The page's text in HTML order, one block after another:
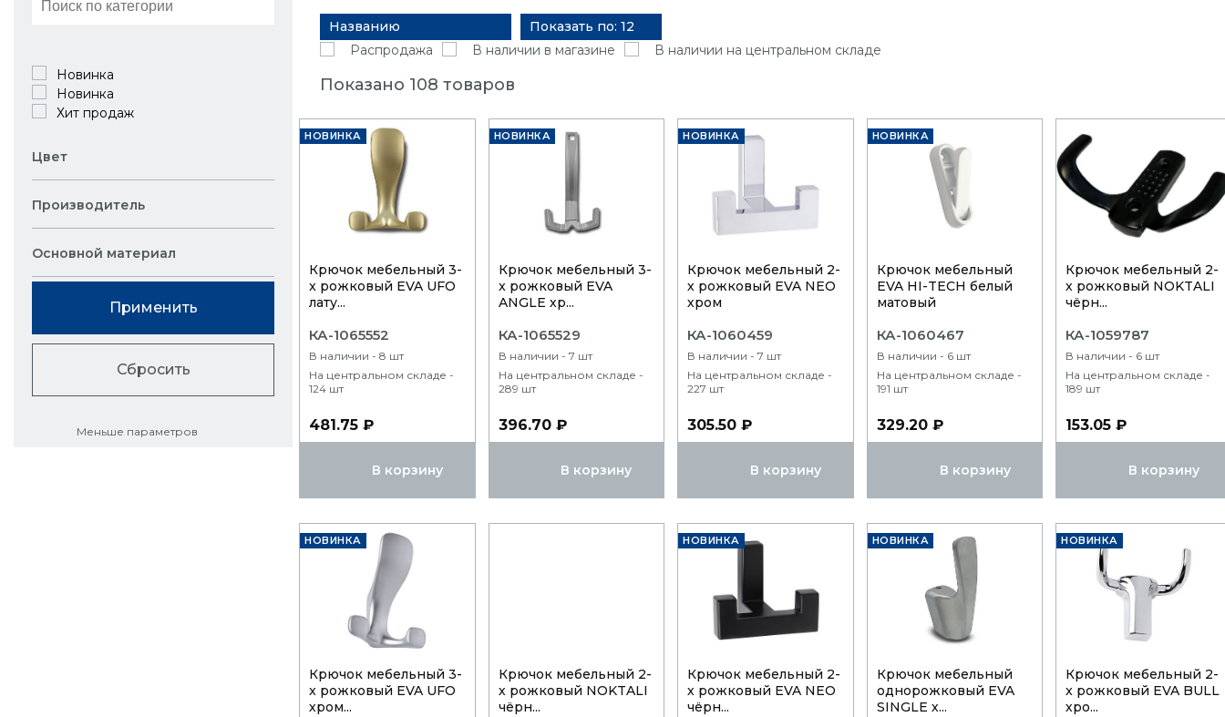
Новинка
Новинка
Хит продаж
Цвет
Производитель
Основной материал
Применить
Сбросить
Меньше параметров
Названию
Показать по: 12
Распродажа
В наличии в магазине В наличии на центральном складе
Показано 108 товаров
НОВИНКА
Крючок мебельный 3-
x рожковый EVA UFO
лату...
КА-1065552
В наличии - 8 шт
На центральном складе -
124 шт
481.75 ₽
В корзину
НОВИНКА
Крючок мебельный 3-
x рожковый EVA
ANGLE хр...
КА-1065529
В наличии - 7 шт
На центральном складе -
289 шт
396.70 ₽
В корзину
НОВИНКА
Крючок мебельный 2-
х рожковый EVA NEO
хром
КА-1060459
В наличии - 7 шт
На центральном складе -
227 шт
305.50 ₽
В корзину
НОВИНКА
Крючок мебельный
EVA HI-TECH белый
матовый
КА-1060467
В наличии - 6 шт
На центральном складе -
191 шт
329.20 ₽
В корзину
Крючок мебельный 2-
х рожковый NOKTALI
чёрн...
КА-1059787
В наличии - 6 шт
На центральном складе -
189 шт
153.05 ₽
В корзину
НОВИНКА
Крючок мебельный 3-
x рожковый EVA UFO
хром...
Крючок мебельный 2-
х рожковый NOKTALI
чёрн...
НОВИНКА
Крючок мебельный 2-
х рожковый EVA NEO
чёрн...
НОВИНКА
Крючок мебельный
однорожковый EVA
SINGLE х...
НОВИНКА
Крючок мебельный 2-
x рожковый EVA BULL
хро...